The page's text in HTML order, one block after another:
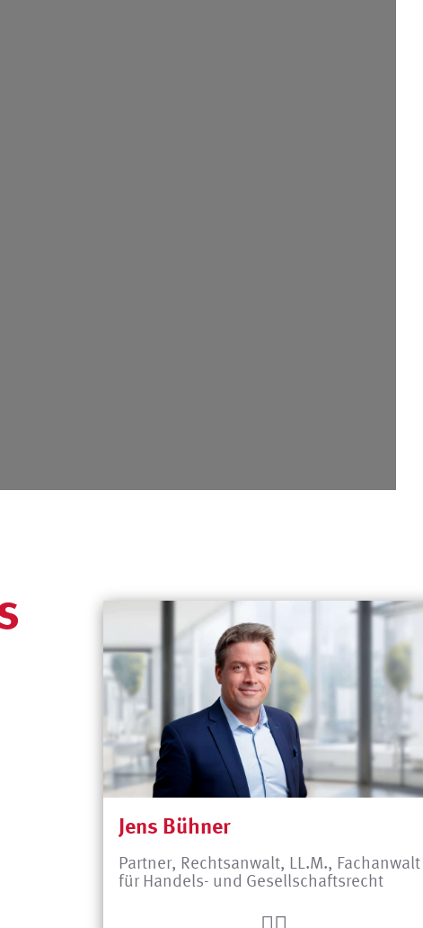
Jens Bühner
Partner, Rechtsanwalt, LL.M., Fachanwalt
für Handels- und Gesellschaftsrecht